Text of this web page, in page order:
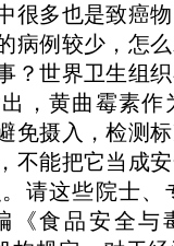
很多也是致癌
病例较少，怎
？世界卫生组
，黄曲霉素作
免摄入，检测
不能把它当成
请这些院士、
《食品安全与